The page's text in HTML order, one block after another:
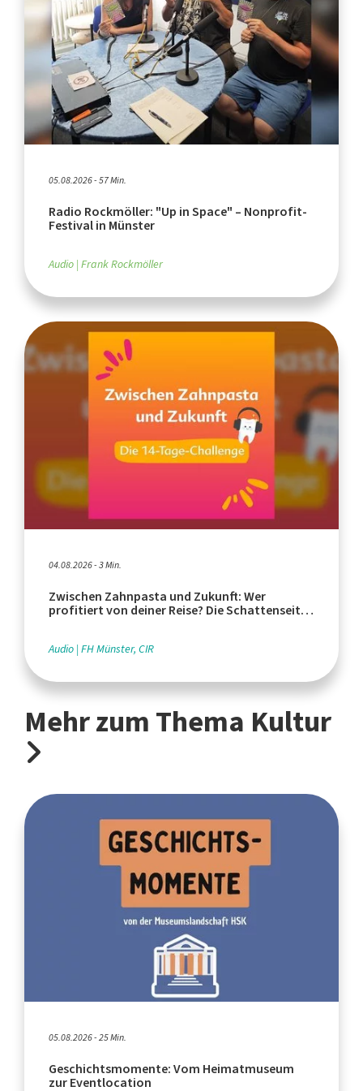
05.08.2026 - 57 Min.
Radio Rockmöller: "Up in Space" – Nonprofit-
Festival in Münster
Audio Frank Rockmöller
04.08.2026 - 3 Min.
Zwischen Zahnpasta und Zukunft: Wer
profitiert von deiner Reise? Die Schattenseiten
Audio FH Münster, CIR
Mehr zum Thema Kultur
05.08.2026 - 25 Min.
Geschichtsmomente: Vom Heimatmuseum
zur Eventlocation